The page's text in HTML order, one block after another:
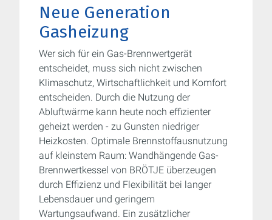
Neue Generation
Gasheizung
Wer sich für ein Gas-Brennwertgerät
entscheidet, muss sich nicht zwischen
Klimaschutz, Wirtschaftlichkeit und Komfort
entscheiden. Durch die Nutzung der
Abluftwärme kann heute noch effizienter
geheizt werden - zu Gunsten niedriger
Heizkosten. Optimale Brennstoffausnutzung
auf kleinstem Raum: Wandhängende Gas-
Brennwertkessel von BRÖTJE überzeugen
durch Effizienz und Flexibilität bei langer
Lebensdauer und geringem
Wartungsaufwand. Ein zusätzlicher